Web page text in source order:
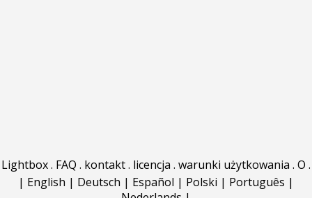
Lightbox. FAQ . kontakt. licencja . warunki użytkowania . O .
| English | Deutsch | Español | Polski | Português |